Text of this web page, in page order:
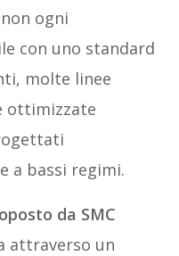
ogni
con uno standard
molte linee
ottimizzate
a bassi regimi.
da SMC
attraverso un